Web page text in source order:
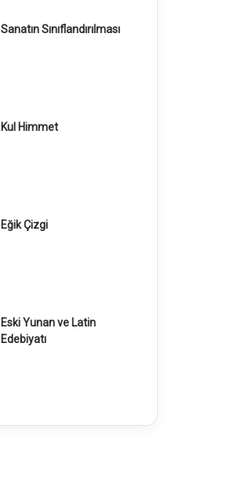
Sanatın Sınıflandırılması
Kul Himmet
Eğik Çizgi
Eski Yunan ve Latin
Edebiyatı